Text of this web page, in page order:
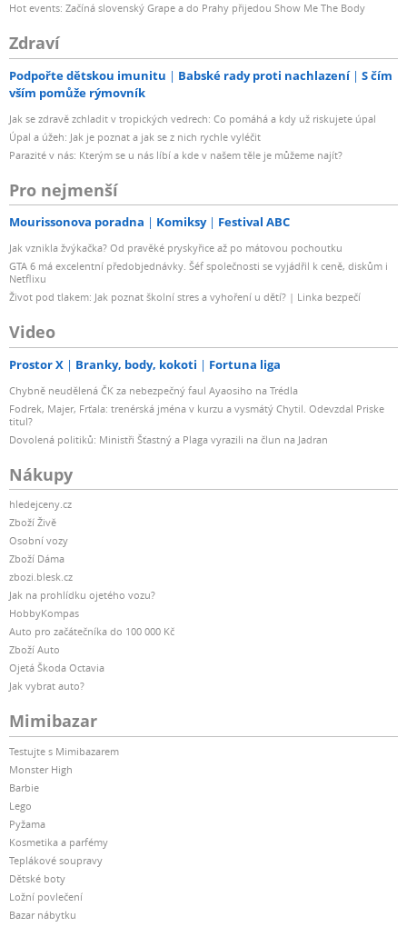
S Wi-Fi 6 nebo vyšším
ano
Standard Wi-Fi
s Wi-Fi 7 (802.11be)
Počet SIM
Dual SIM (2x SIM)
Typ SIM karty
S Dual SIM
ano
S eSIM
ano
EDGE
ano
GSM/GPRS (2G)
ano
Internetový prohlížeč
ano
S GPS
ano
Hot events: Začíná slovenský Grape a do Prahy přijedou Show Me The Body
Zdraví
Podpořte dětskou imunitu Babské rady proti nachlazení
S čím
vším pomůže rýmovník
Jak se zdravě zchladit v tropických vedrech: Co pomáhá a kdy už riskujete úpal
Úpal a úžeh: Jak je poznat a jak se z nich rychle vyléčit
Parazité v nás: Kterým se u nás líbí a kde v našem těle je můžeme najít?
Pro nejmenší
Mourissonova poradna Komiksy Festival ABC
Jak vznikla žvýkačka? Od pravěké pryskyřice až po mátovou pochoutku
GTA 6 má excelentní předobjednávky. Šéf společnosti se vyjádřil k ceně, diskům i
Netflixu
Život pod tlakem: Jak poznat školní stres a vyhoření u dětí? | Linka bezpečí
Video
Prostor X Branky, body, kokoti Fortuna liga
Chybně neudělená ČK za nebezpečný faul Ayaosiho na Trédla
Fodrek, Majer, Frťala: trenérská jména v kurzu a vysmátý Chytil. Odevzdal Priske
titul?
Dovolená politiků: Ministři Šťastný a Plaga vyrazili na člun na Jadran
Nákupy
hledejceny.cz
Zboží Živě
Osobní vozy
Zboží Dáma
zbozi.blesk.cz
Jak na prohlídku ojetého vozu?
HobbyKompas
Auto pro začátečníka do 100 000 Kč
Zboží Auto
Ojetá Škoda Octavia
Jak vybrat auto?
Mimibazar
Testujte s Mimibazarem
Monster High
Barbie
Lego
Pyžama
Kosmetika a parfémy
Teplákové soupravy
Dětské boty
Ložní povlečení
Bazar nábytku